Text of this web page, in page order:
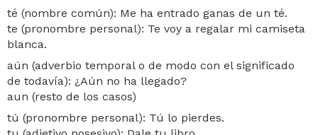
té (nombre común): Me ha entrado ganas de un té.
te (pronombre personal): Te voy a regalar mi camiseta
blanca.
aún (adverbio temporal o de modo con el significado
de todavía): ¿Aún no ha llegado?
aun (resto de los casos)
tú (pronombre personal): Tú lo pierdes.